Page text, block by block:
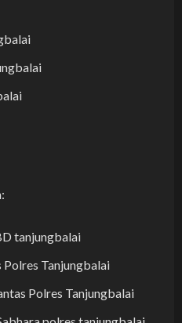
tanjungbalai
Polres Tanjungbalai
Polres Tanjungbalai